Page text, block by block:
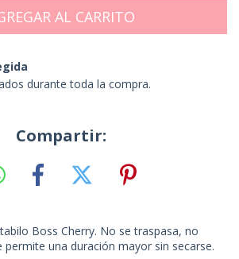
durante toda la compra.
Compartir:
Boss Cherry. No se traspasa, no
una duración mayor sin secarse.